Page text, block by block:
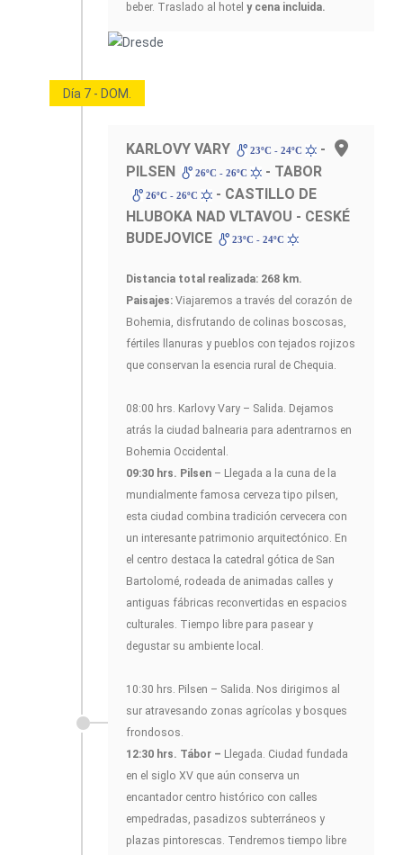
beber. Traslado al hotel y cena incluida.
Día 7 - DOM.
KARLOVY VARY 23ºC - 24ºC
-
PILSEN
26ºC - 26ºC - TABOR
26ºC - 26ºC
- CASTILLO DE
HLUBOKA NAD VLTAVOU - CESKÉ
BUDEJOVICE
23ºC - 24ºC
Distancia total realizada: 268 km.
Paisajes: Viajaremos a través del corazón de
Bohemia, disfrutando de colinas boscosas,
fértiles llanuras y pueblos con tejados rojizos
que conservan la esencia rural de Chequia.
08:00 hrs. Karlovy Vary – Salida. Dejamos
atrás la ciudad balnearia para adentrarnos en
Bohemia Occidental.
09:30 hrs. Pilsen – Llegada a la cuna de la
mundialmente famosa cerveza tipo pilsen,
esta ciudad combina tradición cervecera con
un interesante patrimonio arquitectónico. En
el centro destaca la catedral gótica de San
Bartolomé, rodeada de animadas calles y
antiguas fábricas reconvertidas en espacios
culturales. Tiempo libre para pasear y
degustar su ambiente local.
10:30 hrs. Pilsen – Salida. Nos dirigimos al
sur atravesando zonas agrícolas y bosques
frondosos.
12:30 hrs. Tábor – Llegada. Ciudad fundada
en el siglo XV que aún conserva un
encantador centro histórico con calles
empedradas, pasadizos subterráneos y
plazas pintorescas. Tendremos tiempo libre